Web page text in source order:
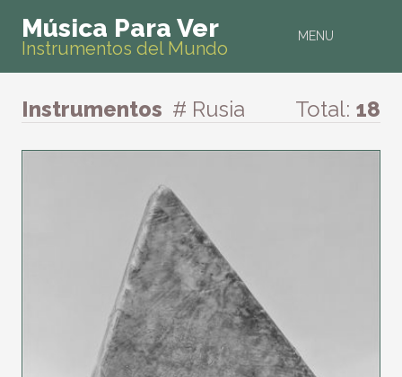
MENU
Música Para Ver
Instrumentos del Mundo
Instrumentos # Rusia Total: 18